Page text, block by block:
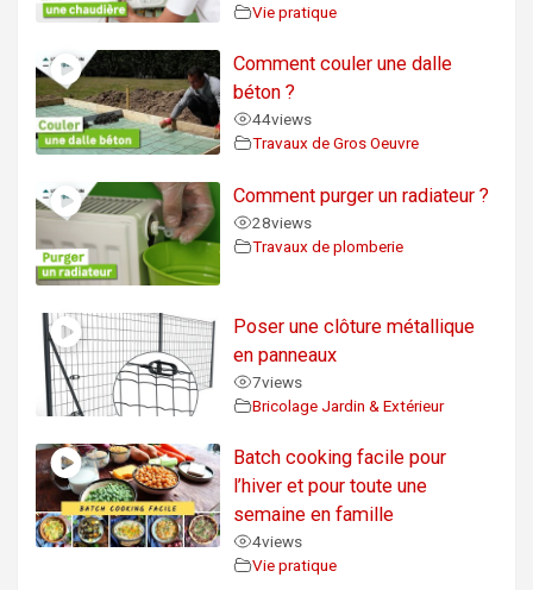
Vie pratique
Comment couler une dalle
béton ?
44views
Travaux de Gros Oeuvre
Comment purger un radiateur ?
28views
Travaux de plomberie
Poser une clôture métallique
en panneaux
7views
Bricolage Jardin & Extérieur
Batch cooking facile pour
l’hiver et pour toute une
semaine en famille
4views
Vie pratique